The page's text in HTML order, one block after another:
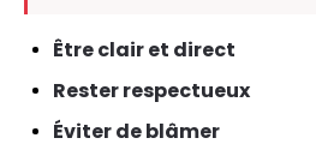
Être clair et direct
Rester respectueux
Éviter de blâmer